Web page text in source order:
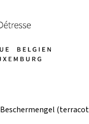
Beschermengel